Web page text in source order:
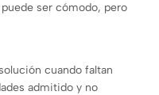
ser cómodo, pero
cuando faltan
admitido y no